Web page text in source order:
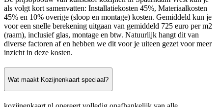
als volgt kort samenvatten: Installatiekosten 45%, Materiaalkosten
45% en 10% overige (sloop en montage) kosten. Gemiddeld kun je
voor een snelle berekening uitgaan van gemiddeld 725 euro per m2
(raam), inclusief glas, montage en btw. Natuurlijk hangt dit van
diverse factoren af en hebben we dit voor je uiteen gezet voor meer
inzicht in deze kosten.
Wat maakt Kozijnenkaart speciaal?